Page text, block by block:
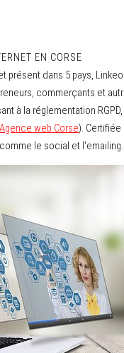
EN CORSE
présent dans 5 pays,
commerçants et
à la réglementation
Agence web Corse).
le social et l'emailing.